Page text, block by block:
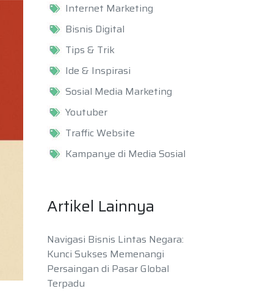
Internet Marketing
Bisnis Digital
Tips & Trik
Ide & Inspirasi
Sosial Media Marketing
Youtuber
Traffic Website
Kampanye di Media Sosial
Artikel Lainnya
Navigasi Bisnis Lintas Negara:
Kunci Sukses Memenangi
Persaingan di Pasar Global
Terpadu